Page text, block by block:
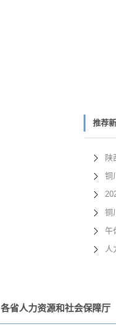
推荐
陕
铜
铜
午
人
各省人力资源和社会保障厅